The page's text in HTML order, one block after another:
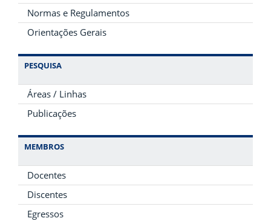
Normas e Regulamentos
Orientações Gerais
PESQUISA
Áreas / Linhas
Publicações
MEMBROS
Docentes
Discentes
Egressos